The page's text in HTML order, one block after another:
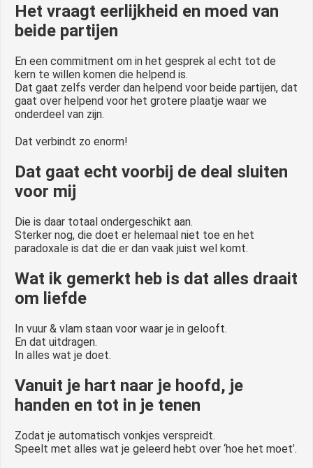
Het vraagt eerlijkheid en moed van
beide partijen
En een commitment om in het gesprek al echt tot de
kern te willen komen die helpend is.
Dat gaat zelfs verder dan helpend voor beide partijen, dat
gaat over helpend voor het grotere plaatje waar we
onderdeel van zijn.
Dat verbindt zo enorm!
Dat gaat echt voorbij de deal sluiten
voor mij
Die is daar totaal ondergeschikt aan.
Sterker nog, die doet er helemaal niet toe en het
paradoxale is dat die er dan vaak juist wel komt.
Wat ik gemerkt heb is dat alles draait
om liefde
In vuur & vlam staan voor waar je in gelooft.
En dat uitdragen.
In alles wat je doet.
Vanuit je hart naar je hoofd, je
handen en tot in je tenen
Zodat je automatisch vonkjes verspreidt.
Speelt met alles wat je geleerd hebt over ‘hoe het moet’.